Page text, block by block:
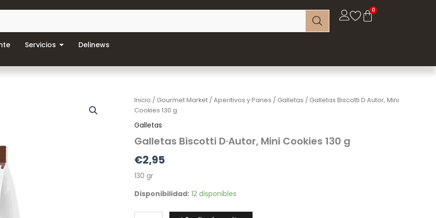
Servicios Delinews
Inicio / Gourmet Market /Aperitivos y Panes / Galletas / Galletas Biscotti D·Autor, Mini
Cookies 130 g
Galletas
Galletas Biscotti D·Autor, Mini Cookies 130 g
€2,95
130 gr
Disponibilidad: 12 disponibles
Galletas
Biscotti
Mini
Cookies
g
cantidad